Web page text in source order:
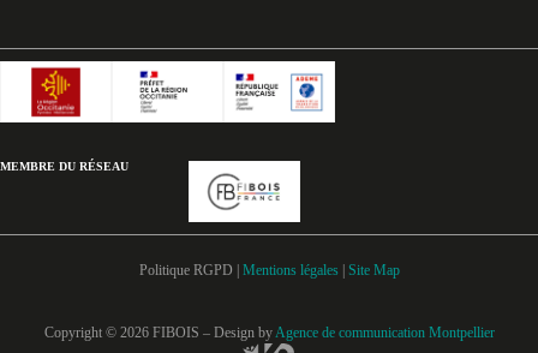
MEMBRE DU RÉSEAU
Politique RGPD | Mentions légales | Site Map
Copyright © 2026 FIBOIS – Design byAgence de communication Montpellier